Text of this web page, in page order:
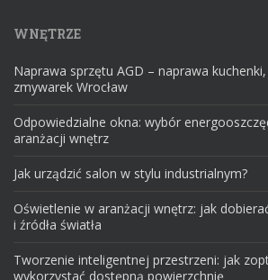
WNĘTRZE
Naprawa sprzętu AGD – naprawa
zmywarek Wrocław
Odpowiedzialne okna: wybór
aranżacji wnętrz
Jak urządzić salon w stylu industrialnym?
Oświetlenie w aranżacji wnętrz: jak
i źródła światła
Tworzenie inteligentnej przestrzeni: jak
wykorzystać dostępną powierzchnię